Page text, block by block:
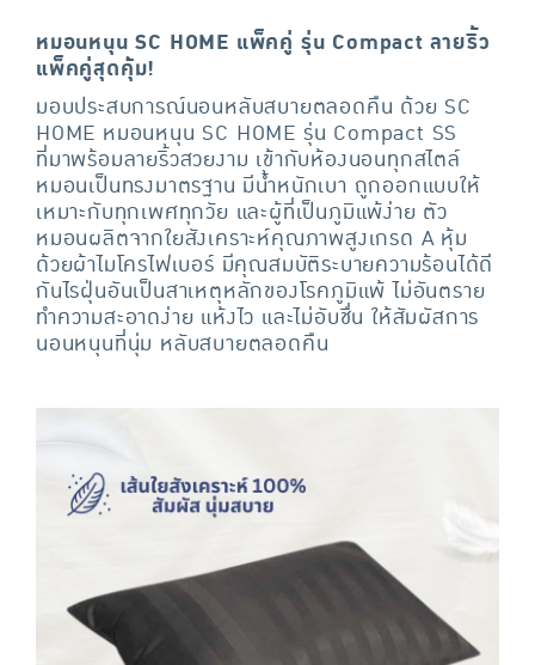
หมอนหนุน SC HOME แพ็คคู่ รุ่น Compact ลายริ้ว
แพ็คคู่สุดคุ้ม!
มอบประสบการณ์นอนหลับสบายตลอดคืน ด้วย SC
HOME หมอนหนุน SC HOME รุ่น Compact SS
ที่มาพร้อมลายริ้วสวยงาม เข้ากับห้องนอนทุกสไตล์
หมอนเป็นทรงมาตรฐาน มีน้ำหนักเบา ถูกออกแบบให้
เหมาะกับทุกเพศทุกวัย และผู้ที่เป็นภูมิแพ้ง่าย ตัว
หมอนผลิตจากใยสังเคราะห์คุณภาพสูงเกรด A หุ้ม
ด้วยผ้าไมโครไฟเบอร์ มีคุณสมบัติระบายความร้อนได้ดี
กันไรฝุ่นอันเป็นสาเหตุหลักของโรคภูมิแพ้ ไม่อันตราย
ทำความสะอาดง่าย แห้งไว และไม่อับชื่น ให้สัมผัสการ
นอนหนุนที่นุ่ม หลับสบายตลอดคืน